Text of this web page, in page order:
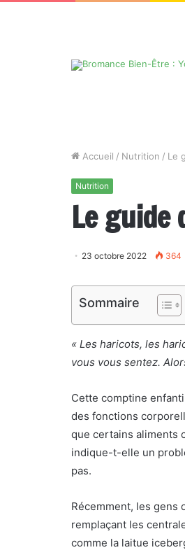
Accueil / Nutrition / Le
Nutrition
Le guide
23 octobre 2022 364
Sommaire
« Les haricots, les
vous vous sentez.
Cette comptine
des fonctions
que certains aliments
indique-t-elle un
pas.
Récemment, les gens
remplaçant les
comme la laitue